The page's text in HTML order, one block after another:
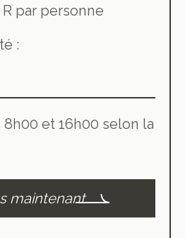
R par personne
:
et 16h00 selon la
maintenant